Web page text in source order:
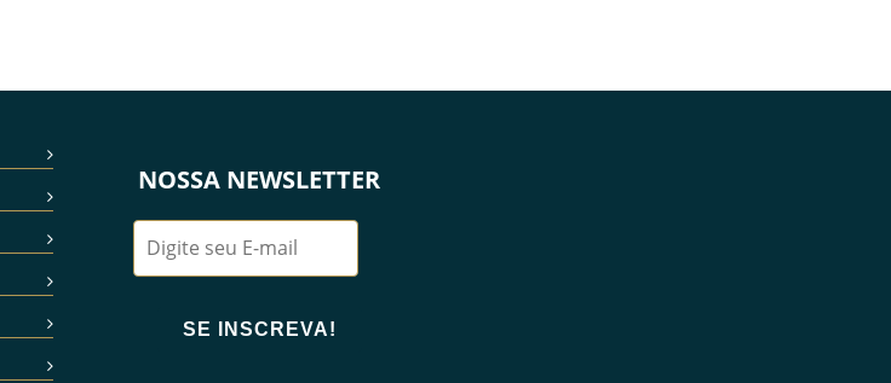
NOSSA NEWSLETTER